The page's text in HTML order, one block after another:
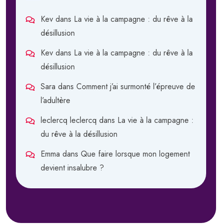
Kev dans La vie à la campagne : du rêve à la
désillusion
Kev dans La vie à la campagne : du rêve à la
désillusion
Sara dans Comment j’ai surmonté l’épreuve de
l’adultère
leclercq leclercq dans La vie à la campagne :
du rêve à la désillusion
Emma dans Que faire lorsque mon logement
devient insalubre ?